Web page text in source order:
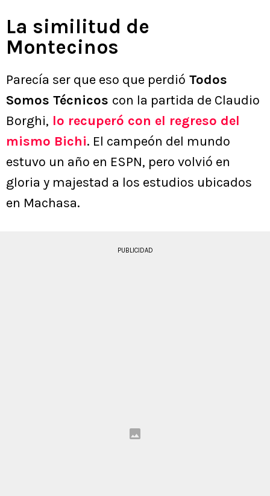
La similitud de
Montecinos
Parecía ser que eso que perdió Todos
Somos Técnicos con la partida de Claudio
Borghi, lo recuperó con el regreso del
mismo Bichi. El campeón del mundo
estuvo un año en ESPN, pero volvió en
gloria y majestad a los estudios ubicados
en Machasa.
PUBLICIDAD